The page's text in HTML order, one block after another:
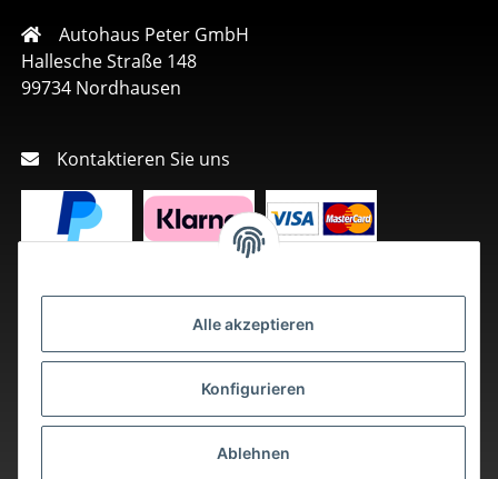
Alle akzeptieren
Konfigurieren
Ablehnen
Autohaus Peter GmbH
Hallesche Straße 148
99734 Nordhausen
Kontaktieren Sie uns